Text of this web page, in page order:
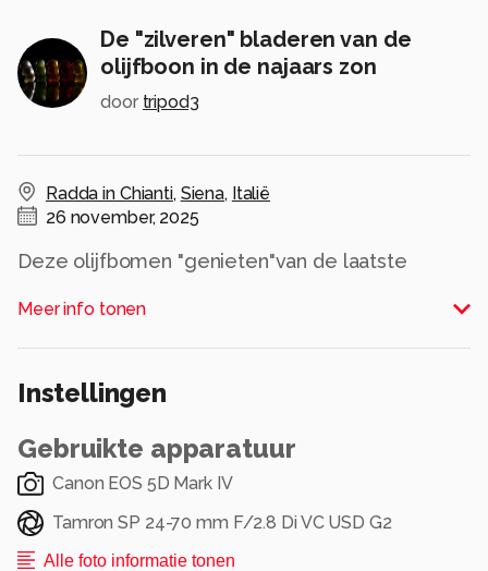
De "zilveren" bladeren van de
olijfboon in de najaars zon
door tripod3
Radda in Chianti, Siena, Italië
26 november, 2025
Deze olijfbomen "genieten"van de laatste
Twee dagen na deze opname zijn de olijven
geoogst.
Alle rechten voorbehouden
Meer info tonen
Instellingen
Gebruikte apparatuur
Canon EOS 5D Mark IV
Tamron SP 24-70 mm F/2.8 Di VC USD G2
Alle foto informatie tonen